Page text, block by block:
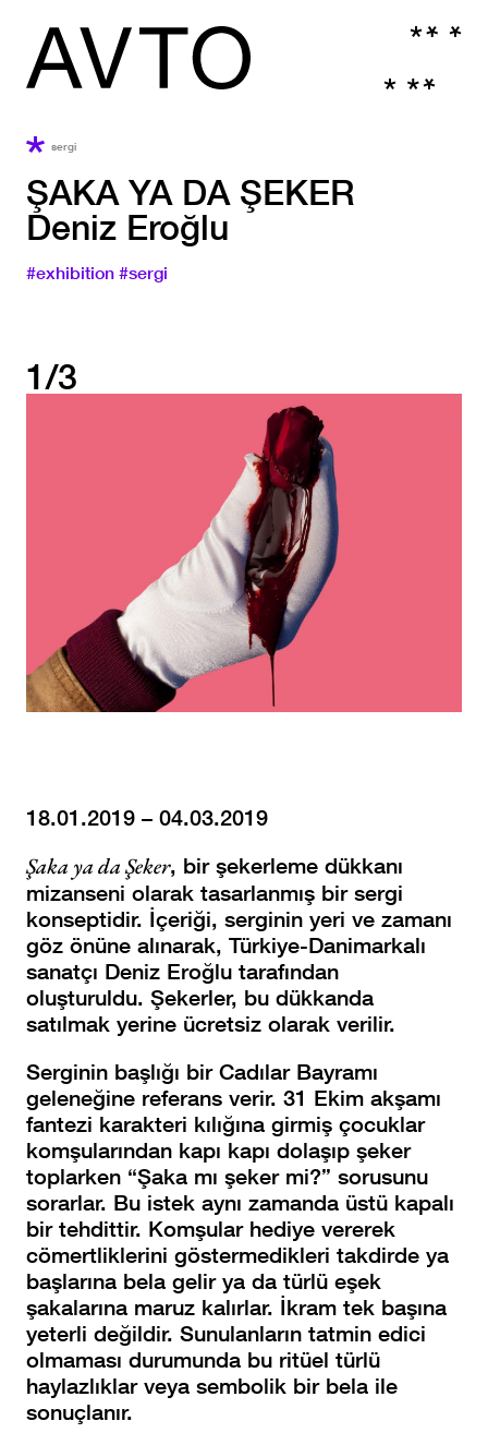
sergi
ŞAKA YA DA ŞEKER
Deniz Eroğlu
#exhibition #sergi
1/3
18.01.2019 – 04.03.2019
Şaka ya da Şeker, bir şekerleme dükkanı
mizanseni olarak tasarlanmış bir sergi
konseptidir. İçeriği, serginin yeri ve zamanı
göz önüne alınarak, Türkiye-Danimarkalı
sanatçı Deniz Eroğlu tarafından
oluşturuldu. Şekerler, bu dükkanda
satılmak yerine ücretsiz olarak verilir.
Serginin başlığı bir Cadılar Bayramı
geleneğine referans verir. 31 Ekim akşamı
fantezi karakteri kılığına girmiş çocuklar
komşularından kapı kapı dolaşıp şeker
toplarken “Şaka mı şeker mi?” sorusunu
sorarlar. Bu istek aynı zamanda üstü kapalı
bir tehdittir. Komşular hediye vererek
cömertliklerini göstermedikleri takdirde ya
başlarına bela gelir ya da türlü eşek
şakalarına maruz kalırlar. İkram tek başına
yeterli değildir. Sunulanların tatmin edici
olmaması durumunda bu ritüel türlü
haylazlıklar veya sembolik bir bela ile
sonuçlanır.